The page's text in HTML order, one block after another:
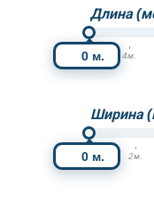
Длина
м.
0м. 4м.
Ширина
м.
0м. 2м.